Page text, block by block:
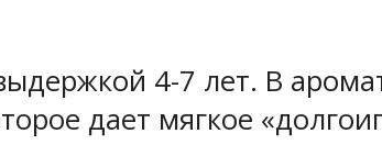
4-7 лет. В
дает мягкое